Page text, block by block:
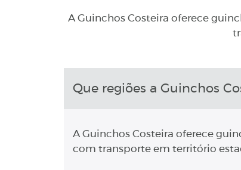
A Guinchos Costeira oferece
Que regiões a Guinchos
A Guinchos Costeira oferece
com transporte em território